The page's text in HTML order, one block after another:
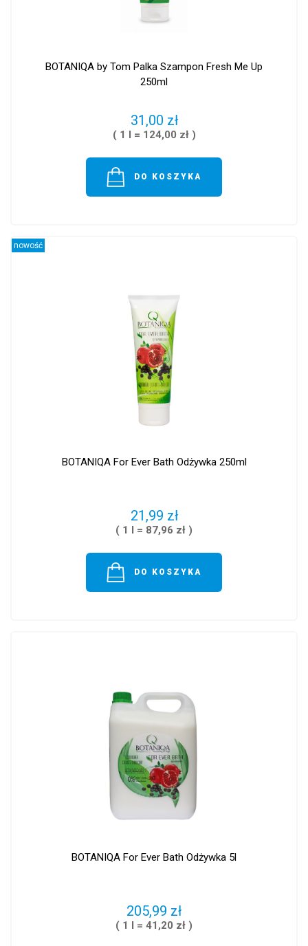
BOTANIQA by Tom Palka Szampon Fresh Me Up
250ml
31,00 zł
( 1 l = 124,00 zł )
DO KOSZYKA
BOTANIQA For Ever Bath Odżywka 250ml
21,99 zł
( 1 l = 87,96 zł )
DO KOSZYKA
nowość
BOTANIQA For Ever Bath Odżywka 5l
205,99 zł
( 1 l = 41,20 zł )